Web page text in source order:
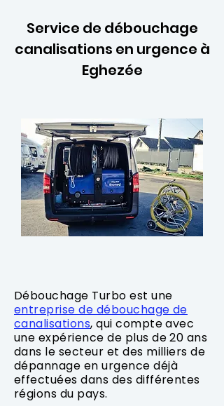
Service de débouchage
canalisations en urgence à
Eghezée
Débouchage Turbo est une
entreprise de débouchage de
canalisations, qui compte avec
une expérience de plus de 20 ans
dans le secteur et des milliers de
dépannage en urgence déjà
effectuées dans des différentes
régions du pays.